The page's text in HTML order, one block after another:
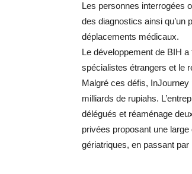
Les personnes interrogées
des diagnostics ainsi qu’un
déplacements médicaux.
Le développement de BIH
spécialistes étrangers et le
Malgré ces défis, InJourney
milliards de rupiahs.
délégués et réaménage
privées proposant une
gériatriques, en passant